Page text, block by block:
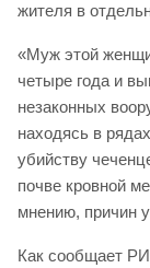
жителя в
«Муж этой
четыре года и
незаконных
находясь в
убийству
почве кровной
мнению, причин
Как сообщает